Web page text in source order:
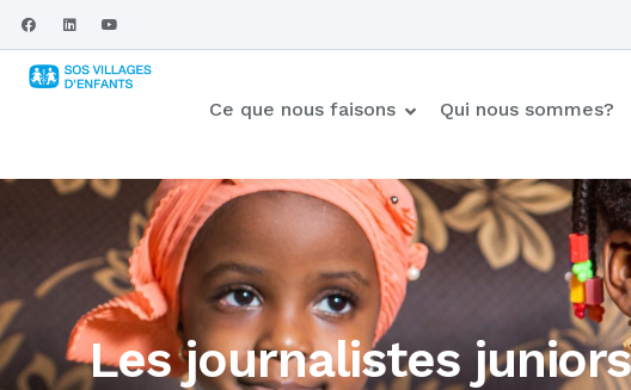
Ce que nous faisons Qui nous sommes?
Les journalistes